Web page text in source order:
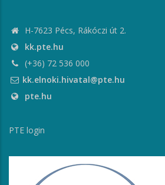
H-7623 Pécs, Rákóczi út 2.
kk.pte.hu
(+36) 72 536 000
kk.elnoki.hivatal@pte.hu
pte.hu
PTE login